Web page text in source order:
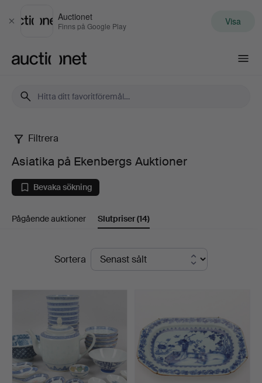
Stäng
Auctionet
Finns på Google Play Visa
Asiatika
på
Ekenbergs
Auktioner
Filtrera
Asiatika på Ekenbergs Auktioner
Bevaka sökning
Pågående auktioner Slutpriser(14)
SlutpriserSortera